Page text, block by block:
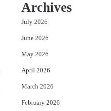
Archives
July 2026
June 2026
May 2026
April 2026
March 2026
February 2026